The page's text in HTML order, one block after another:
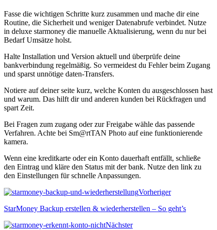
Fasse die wichtigen Schritte kurz zusammen und mache dir eine
Routine, die Sicherheit und weniger Datenabrufe verbindet. Nutze
in deluxe starmoney die manuelle Aktualisierung, wenn du nur bei
Bedarf Umsätze holst.
Halte Installation und Version aktuell und überprüfe deine
bankverbindung regelmäßig. So vermeidest du Fehler beim Zugang
und sparst unnötige daten‑Transfers.
Notiere auf deiner seite kurz, welche Konten du ausgeschlossen hast
und warum. Das hilft dir und anderen kunden bei Rückfragen und
spart Zeit.
Bei Fragen zum zugang oder zur Freigabe wähle das passende
Verfahren. Achte bei Sm@rtTAN Photo auf eine funktionierende
kamera.
Wenn eine kreditkarte oder ein Konto dauerhaft entfällt, schließe
den Eintrag und kläre den Status mit der bank. Nutze den link zu
den Einstellungen für schnelle Anpassungen.
Vorheriger
StarMoney Backup erstellen & wiederherstellen – So geht’s
Nächster